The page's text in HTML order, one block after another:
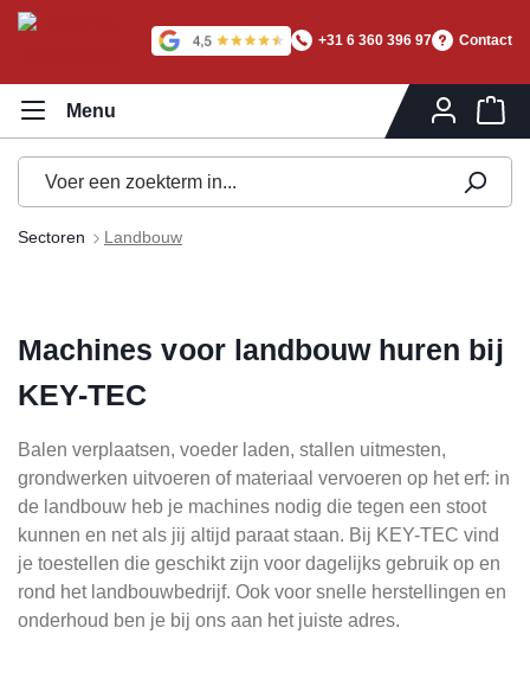
+31 6 360 396 97 Contact
Sectoren Landbouw
Machines voor landbouw huren bij
KEY-TEC
Balen verplaatsen, voeder laden, stallen uitmesten,
grondwerken uitvoeren of materiaal vervoeren op het erf: in
de landbouw heb je machines nodig die tegen een stoot
kunnen en net als jij altijd paraat staan. Bij KEY-TEC vind
je toestellen die geschikt zijn voor dagelijks gebruik op en
rond het landbouwbedrijf. Ook voor snelle herstellingen en
onderhoud ben je bij ons aan het juiste adres.